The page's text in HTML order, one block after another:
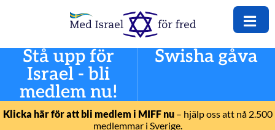
Stå upp för
Israel - bli
medlem nu!
Swisha gåva
Klicka här för att bli medlem i MIFF nu– hjälp oss att nå 2.500
medlemmar i Sverige.